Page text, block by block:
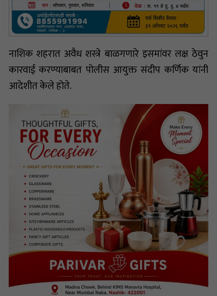
नाशिक शहरात अवैध शस्त्रे बाळगणारे इसमांवर लक्ष ठेवुन
कारवाई करण्याबाबत पोलीस आयुक्त संदीप कर्णिक यांनी
आदेशीत केले होते.